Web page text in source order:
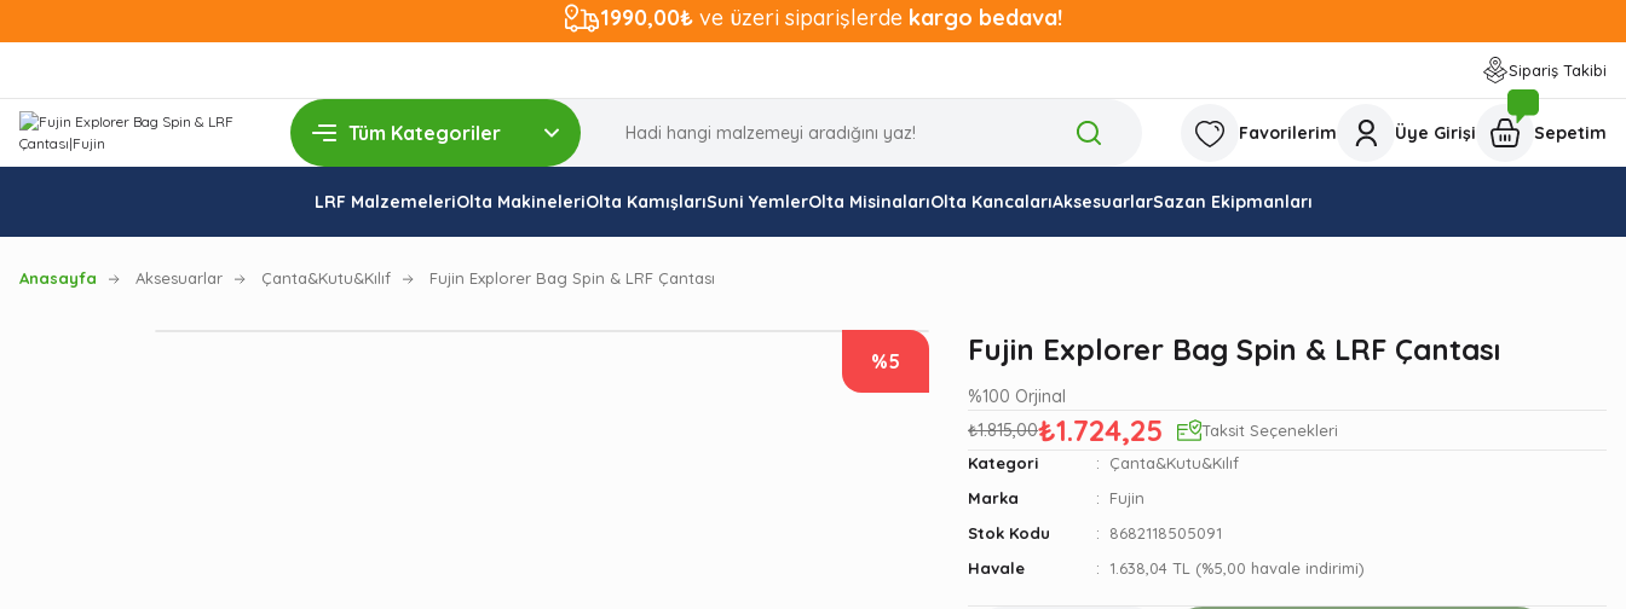
1990,00₺ ve üzeri siparişlerde kargo bedava!
Sipariş Takibi
Favorilerim Üye Girişi Sepetim
LRF MalzemeleriOlta MakineleriOlta KamışlarıSuni YemlerOlta MisinalarıOlta KancalarıAksesuarlarSazan Ekipmanları
Anasayfa Aksesuarlar Çanta&Kutu&Kılıf Fujin Explorer Bag Spin & LRF Çantası
%5 Fujin Explorer Bag Spin & LRF Çantası
%100 Orjinal
₺1.815,00₺1.724,25
Taksit Seçenekleri
Kategori
Çanta&Kutu&Kılıf
Marka
Fujin
Stok Kodu
8682118505091
Havale
1.638,04 TL (%5,00 havale indirimi)